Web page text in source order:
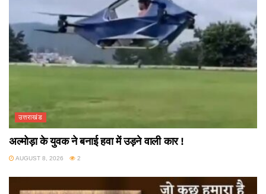
उत्तराखंड
अल्मोड़ा के युवक ने बनाई हवा में उड़ने वाली कार !
AUGUST 8, 2026 2